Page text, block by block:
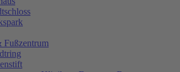
Fußzentrum